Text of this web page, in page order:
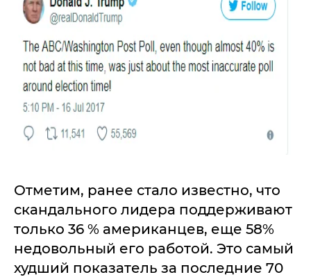
Отметим, ранее стало известно, что
скандального лидера поддерживают
только 36 % американцев, еще 58%
недовольный его работой. Это самый
худший показатель за последние 70